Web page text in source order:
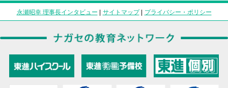
永瀬昭幸 理事長インタビュー | サイトマップ| プライバシー・ポリシー